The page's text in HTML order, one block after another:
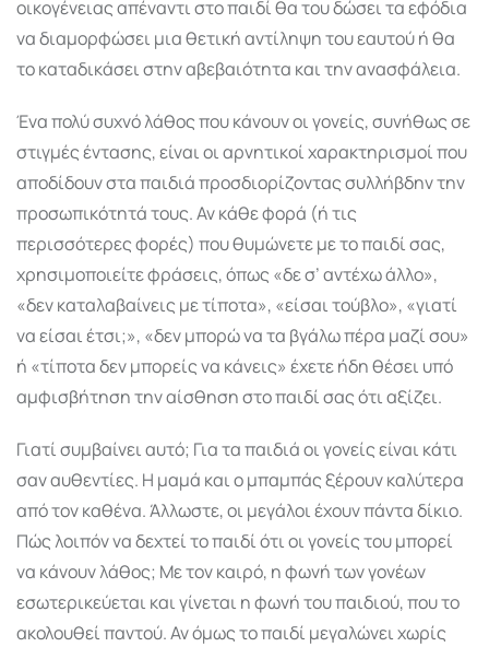
οικογένειας απέναντι στο παιδί θα του δώσει τα εφόδια
να διαμορφώσει μια θετική αντίληψη του εαυτού ή θα
το καταδικάσει στην αβεβαιότητα και την ανασφάλεια.
Ένα πολύ συχνό λάθος που κάνουν οι γονείς, συνήθως σε
στιγμές έντασης, είναι οι αρνητικοί χαρακτηρισμοί που
αποδίδουν στα παιδιά προσδιορίζοντας συλλήβδην την
προσωπικότητά τους. Αν κάθε φορά (ή τις
περισσότερες φορές) που θυμώνετε με το παιδί σας,
χρησιμοποιείτε φράσεις, όπως «δε σ’ αντέχω άλλο»,
«δεν καταλαβαίνεις με τίποτα», «είσαι τούβλο», «γιατί
να είσαι έτσι;», «δεν μπορώ να τα βγάλω πέρα μαζί σου»
ή «τίποτα δεν μπορείς να κάνεις» έχετε ήδη θέσει υπό
αμφισβήτηση την αίσθηση στο παιδί σας ότι αξίζει.
Γιατί συμβαίνει αυτό; Για τα παιδιά οι γονείς είναι κάτι
σαν αυθεντίες. Η μαμά και ο μπαμπάς ξέρουν καλύτερα
από τον καθένα. Άλλωστε, οι μεγάλοι έχουν πάντα δίκιο.
Πώς λοιπόν να δεχτεί το παιδί ότι οι γονείς του μπορεί
να κάνουν λάθος; Με τον καιρό, η φωνή των γονέων
εσωτερικεύεται και γίνεται η φωνή του παιδιού, που το
ακολουθεί παντού. Αν όμως το παιδί μεγαλώνει χωρίς